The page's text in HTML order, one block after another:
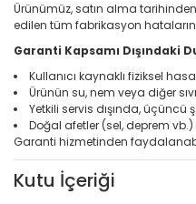
Ürünümüz, satın alma
edilen tüm fabrikasyon
Garanti Kapsamı Dışındaki
Kullanıcı kaynaklı fiziksel
Ürünün su, nem veya diğer
Yetkili servis dışında,
Doğal afetler (sel, deprem vb.)
Garanti hizmetinden
Kutu İçeriği